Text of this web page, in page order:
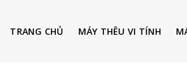
TRANG CHỦ MÁY THÊU VI TÍNH